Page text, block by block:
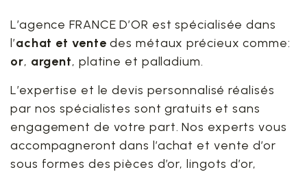
L’agence FRANCE D’OR est spécialisée dans
l’achat et vente des métaux précieux comme:
or, argent, platine et palladium.
L’expertise et le devis personnalisé réalisés
par nos spécialistes sont gratuits et sans
engagement de votre part. Nos experts vous
accompagneront dans l’achat et vente d’or
sous formes des pièces d’or, lingots d’or,